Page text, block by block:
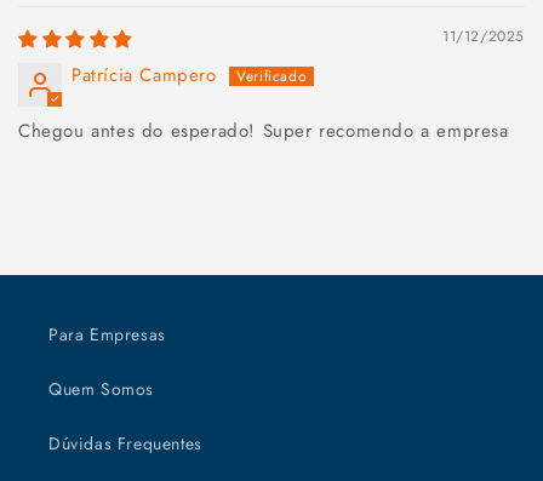
11/12/2025
Patrícia Campero
Chegou antes do esperado! Super recomendo a empresa
Para Empresas
Quem Somos
Dúvidas Frequentes